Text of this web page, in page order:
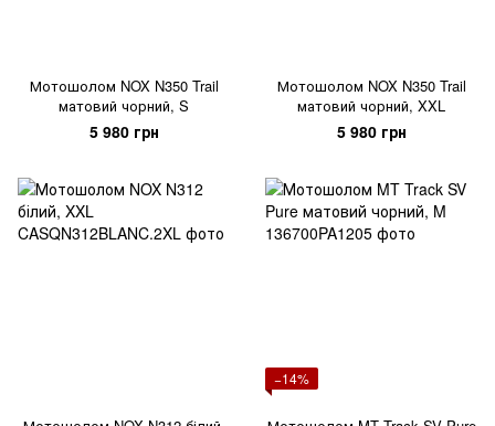
Мотошолом NOX N350 Trail
матовий чорний, S
5 980 грн
Мотошолом NOX N350 Trail
матовий чорний, XXL
5 980 грн
−14%